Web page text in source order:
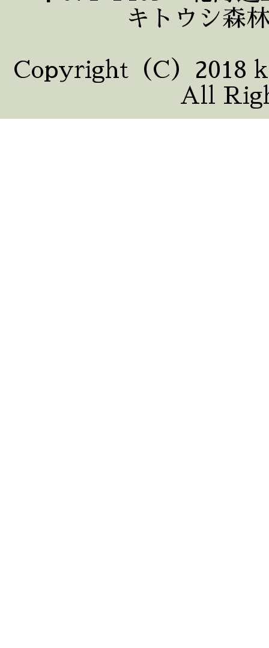
キトウシ森
Copyright（C）2018
All